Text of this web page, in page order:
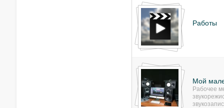
Работы
Мой
Рабочее